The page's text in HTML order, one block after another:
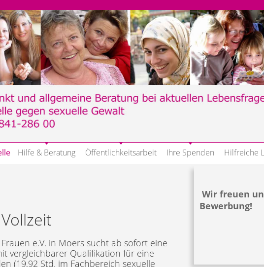
Hilfe & Beratung Öffentlichkeitsarbeit Ihre Spenden Hilfreiche
e.V. in Moers sucht ab sofort eine
vergleichbarer Qualifikation für eine
(19,92 Std. im Fachbereich sexuelle
Wir freuen
Bewerbung!